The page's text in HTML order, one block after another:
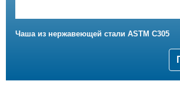
Чаша из нержавеющей стали ASTM C305